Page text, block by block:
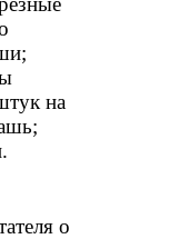
на
о